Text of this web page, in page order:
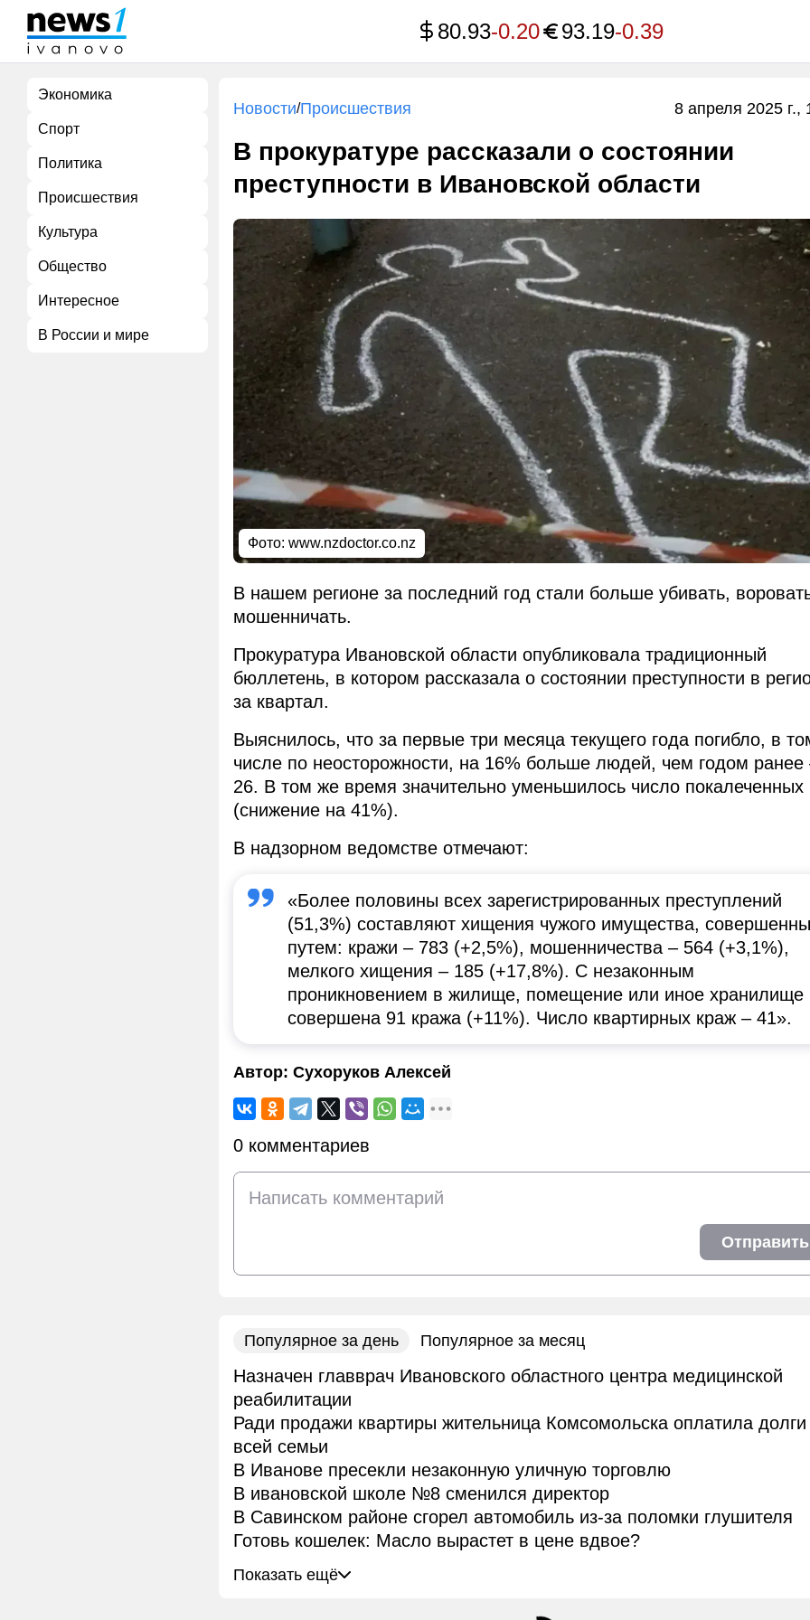
80.93-0.20 93.19-0.39
Экономика
Спорт
Политика
Происшествия
Культура
Общество
Интересное
В России и мире
Новости/Происшествия 8 апреля 2025 г.,
В прокуратуре рассказали о состоянии
преступности в Ивановской области
Фото: www.nzdoctor.co.nz
В нашем регионе за последний год стали больше убивать,
мошенничать.
Прокуратура Ивановской области опубликовала традиционный
бюллетень, в котором рассказала о состоянии преступности в
за квартал.
Выяснилось, что за первые три месяца текущего года погибло, в
числе по неосторожности, на 16% больше людей, чем годом ранее
26. В том же время значительно уменьшилось число покалеченных
(снижение на 41%).
В надзорном ведомстве отмечают:
«Более половины всех зарегистрированных преступлений
(51,3%) составляют хищения чужого имущества,
путем: кражи – 783 (+2,5%), мошенничества – 564 (+3,1%),
мелкого хищения – 185 (+17,8%). С незаконным
проникновением в жилище, помещение или иное хранилище
совершена 91 кража (+11%). Число квартирных краж – 41».
Автор: Сухоруков Алексей
0 комментариев
Отправить
Популярное за день Популярное за месяц
Назначен главврач Ивановского областного центра медицинской
реабилитации
Ради продажи квартиры жительница Комсомольска оплатила долги
всей семьи
В Иванове пресекли незаконную уличную торговлю
В ивановской школе №8 сменился директор
В Савинском районе сгорел автомобиль из-за поломки глушителя
Готовь кошелек: Масло вырастет в цене вдвое?
Показать ещё